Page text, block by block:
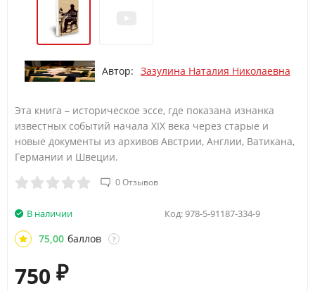
Автор: Зазулина Наталия Николаевна
Эта книга – историческое эссе, где показана изнанка
известных событий начала XIX века через старые и
новые документы из архивов Австрии, Англии, Ватикана,
Германии и Швеции.
0 Отзывов
Код:978-5-91187-334-9
В наличии
75,00 баллов ?
750 ₽